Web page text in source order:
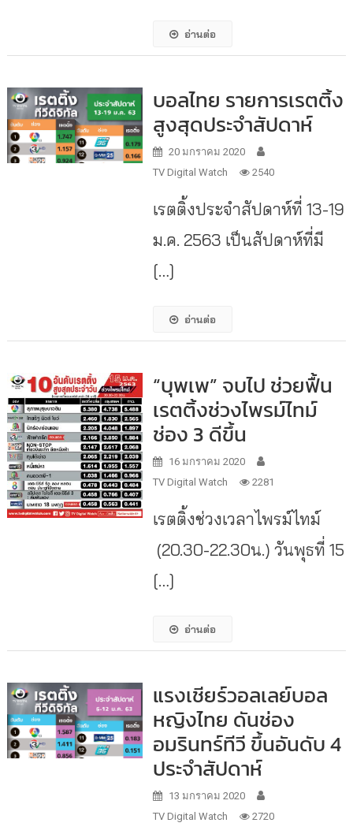
อ่านต่อ
บอลไทย รายการเรตติ้ง
สูงสุดประจำสัปดาห์
20 มกราคม 2020
TV Digital Watch
2540
เรตติ้งประจำสัปดาห์ที่ 13-19
ม.ค. 2563 เป็นสัปดาห์ที่มี
[…]
อ่านต่อ
“บุพเพ” จบไป ช่วยฟื้น
เรตติ้งช่วงไพรม์ไทม์
ช่อง 3 ดีขึ้น
16 มกราคม 2020
TV Digital Watch
2281
เรตติ้งช่วงเวลาไพรม์ไทม์
(20.30-22.30น.) วันพุธที่ 15
[…]
อ่านต่อ
แรงเชียร์วอลเลย์บอล
หญิงไทย ดันช่อง
อมรินทร์ทีวี ขึ้นอันดับ 4
ประจำสัปดาห์
13 มกราคม 2020
TV Digital Watch
2720